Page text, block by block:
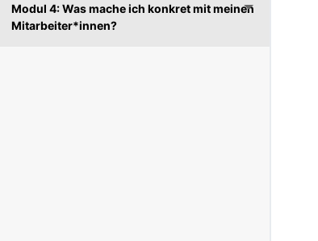
Modul 4: Was mache ich konkret mit meinen
Mitarbeiter*innen?